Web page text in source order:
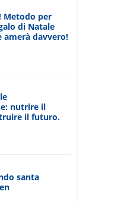
Metodo per
di Natale
amerà davvero!
nutrire il
il futuro.
santa